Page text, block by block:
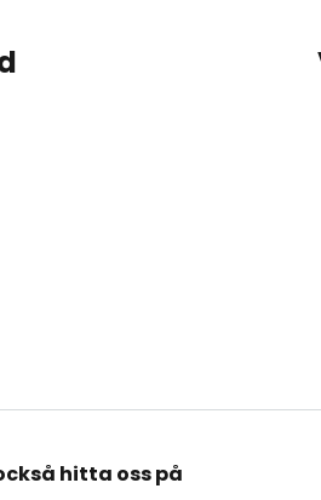
hitta oss på